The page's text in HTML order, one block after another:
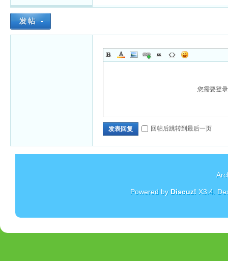
您需要登
发表回复 回帖后跳转到最后一页
Powered by Discuz! X3.4.